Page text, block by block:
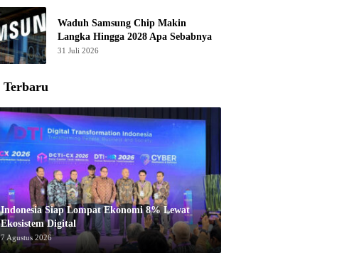
Waduh Samsung Chip Makin
Langka Hingga 2028 Apa Sebabnya
31 Juli 2026
Terbaru
Indonesia Siap Lompat Ekonomi 8% Lewat
Ekosistem Digital
7 Agustus 2026